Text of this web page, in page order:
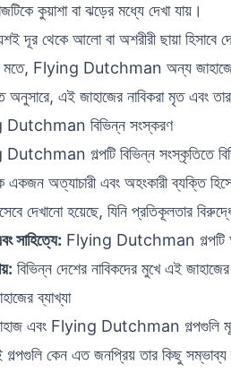
কুয়াশা বা ঝড়ের মধ্যে দেখা যায়।
দূর থেকে আলো বা অশরীরী ছায়া হিসাবে
মতে, Flying Dutchman অন্য জাহাজের
অনুসারে, এই জাহাজের নাবিকরা মৃত এবং
বিভিন্ন সংস্করণ
গল্পটি বিভিন্ন সংস্কৃতিতে
একজন অত্যাচারী এবং অহংকারী ব্যক্তি
দেখানো হয়েছে, যিনি প্রতিকূলতার
সাহিত্যে: Flying Dutchman গল্পটি
বিভিন্ন দেশের নাবিকদের মুখে এই
ব্যাখ্যা
এবং Flying Dutchman গল্পগুলি
কেন এত জনপ্রিয় তার কিছু সম্ভাব্য